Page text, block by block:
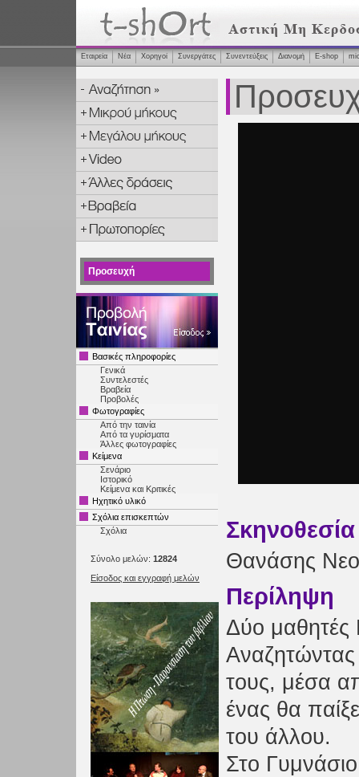
Εταιρεία Νέα Χορηγοί Συνεργάτες Συνεντεύξεις Διανομή Ε-shop
Προσευχή
Βασικές πληροφορίες
Γενικά
Συντελεστές
Βραβεία
Προβολές
Φωτογραφίες
Από την ταινία
Από τα γυρίσματα
Άλλες φωτογραφίες
Κείμενα
Σενάριο
Ιστορικό
Κείμενα και Κριτικές
Ηχητικό υλικό
Σχόλια επισκεπτών
Σχόλια
Σύνολο μελών: 12824
Είσοδος και εγγραφή μελών
Σκηνοθεσία
Θανάσης
Περίληψη
Δύο μαθητές
Αναζητώντας
τους, μέσα
ένας θα
του άλλου.
Στο